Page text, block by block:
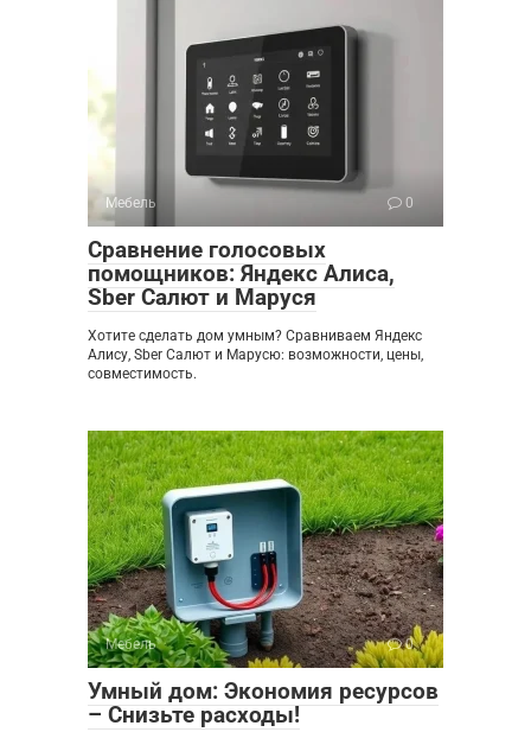
Мебель 0
Сравнение голосовых
помощников: Яндекс Алиса,
Sber Салют и Маруся
Хотите сделать дом умным? Сравниваем Яндекс
Алису, Sber Салют и Марусю: возможности, цены,
совместимость.
Мебель 0
Умный дом: Экономия ресурсов
– Снизьте расходы!